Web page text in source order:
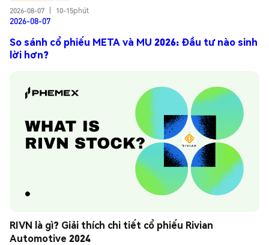
2026-08-07
10-15phút
2026-08-07
So sánh cổ phiếu META và MU 2026: Đầu tư nào sinh
lời hơn?
RIVN là gì? Giải thích chi tiết cổ phiếu Rivian
Automotive 2024